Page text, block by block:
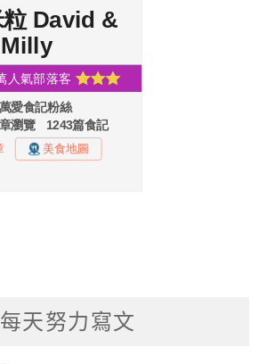
每天努力寫文